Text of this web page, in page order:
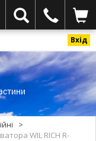
Вхід
>
WIL RICH R-